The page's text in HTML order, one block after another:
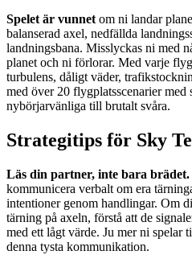
Spelet är vunnet om ni landar
balanserad axel, nedfällda
landningsbana. Misslyckas ni med
planet och ni förlorar. Med varje
turbulens, dåligt väder,
med över 20 flygplatsscenarier med
nybörjarvänliga till brutalt svåra.
Strategitips för Sky
Läs din partner, inte bara brädet.
kommunicera verbalt om era
intentioner genom handlingar. Om
tärning på axeln, förstå att de
med ett lågt värde. Ju mer ni spelar
denna tysta kommunikation.